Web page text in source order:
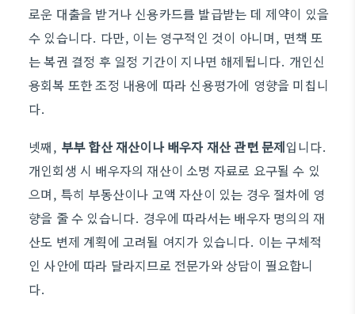
로운 대출을 받거나 신용카드를 발급받는 데 제약이 있을
수 있습니다. 다만, 이는 영구적인 것이 아니며, 면책 또
는 복권 결정 후 일정 기간이 지나면 해제됩니다. 개인신
용회복 또한 조정 내용에 따라 신용평가에 영향을 미칩니
다.
넷째, 부부 합산 재산이나 배우자 재산 관련 문제입니다.
개인회생 시 배우자의 재산이 소명 자료로 요구될 수 있
으며, 특히 부동산이나 고액 자산이 있는 경우 절차에 영
향을 줄 수 있습니다. 경우에 따라서는 배우자 명의의 재
산도 변제 계획에 고려될 여지가 있습니다. 이는 구체적
인 사안에 따라 달라지므로 전문가와 상담이 필요합니
다.